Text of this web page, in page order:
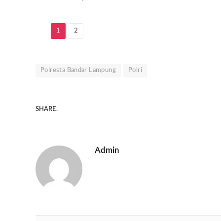
1 2
Polresta Bandar Lampung Polri
SHARE.
Admin